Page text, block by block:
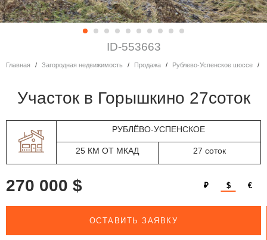
ID-553663
Главная Загородная недвижимость Продажа Рублево-Успенское шоссе
участок в Горышкино 27соток
РУБЛЁВО-УСПЕНСКОЕ
25 КМ ОТ МКАД 27 соток
270 000 $ ₽ $ €
ОСТАВИТЬ ЗАЯВКУ